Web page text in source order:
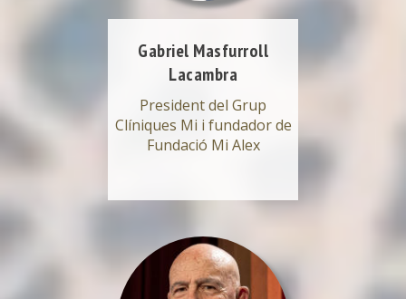
Gabriel Masfurroll
Lacambra
President del Grup
Clíniques Mi i fundador de
Fundació Mi Alex